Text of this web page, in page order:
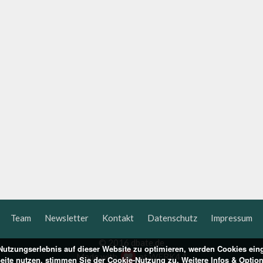
Team Newsletter Kontakt Datenschutz Impressum
© 2016 dbate.de
Made with
atWERK4.1
auf dieser Website zu optimieren, werden Cookies
nutzen, stimmen Sie der Cookie-Nutzung zu. Weitere Infos &